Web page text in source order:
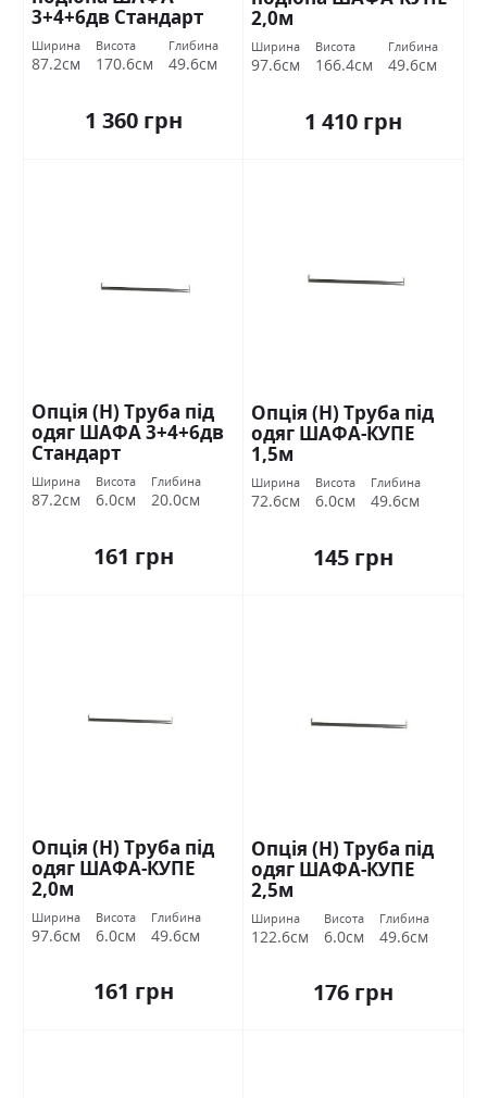
3+4+6дв Стандарт
Ширина
87.2см
Висота
170.6см
Глибина
49.6см
1 360 грн
2,0м
Ширина
97.6см
Висота
166.4см
Глибина
49.6см
1 410 грн
Опція (Н) Труба під
одяг ШАФА 3+4+6дв
Стандарт
Ширина
87.2см
Висота
6.0см
Глибина
20.0см
161 грн
Опція (Н) Труба під
одяг ШАФА-КУПЕ
1,5м
Ширина
72.6см
Висота
6.0см
Глибина
49.6см
145 грн
Опція (Н) Труба під
одяг ШАФА-КУПЕ
2,0м
Ширина
97.6см
Висота
6.0см
Глибина
49.6см
161 грн
Опція (Н) Труба під
одяг ШАФА-КУПЕ
2,5м
Ширина
122.6см
Висота
6.0см
Глибина
49.6см
176 грн